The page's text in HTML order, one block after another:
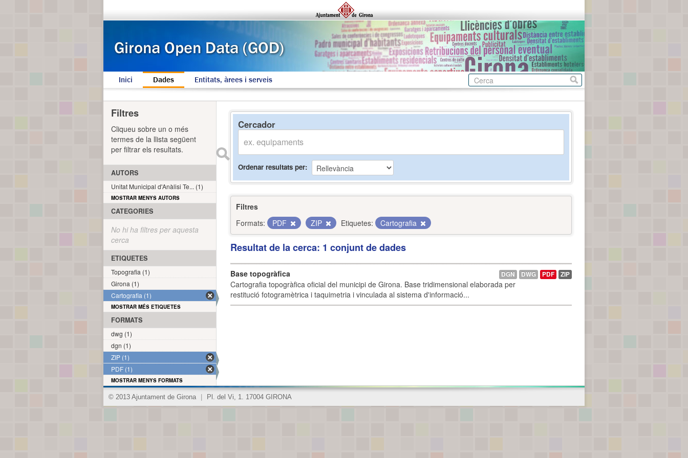
Inici Dades Entitats, àrees i serveis
Cercador
Ordenar resultats per
Filtres
Formats:
PDF ZIP Etiquetes: Cartografia
Resultat de la cerca: 1 conjunt de dades
Base topogràfica
Cartografia topogràfica oficial del municipi de Girona. Base tridimensional elaborada per
restitució fotogramètrica i taquimetria i vinculada al sistema d'informació...
DGN DWG PDF ZIP
Filtres
Cliqueu sobre un o més
termes de la llista següent
per filtrar els resultats.
AUTORS
Unitat Municipal d'Anàlisi Te... (1)
MOSTRAR MENYS AUTORS
CATEGORIES
No hi ha filtres per aquesta
cerca
ETIQUETES
Topografia (1)
Girona (1)
Cartografia (1)
MOSTRAR MÉS ETIQUETES
FORMATS
dwg (1)
dgn (1)
ZIP (1)
PDF (1)
MOSTRAR MENYS FORMATS
© 2013 Ajuntament de Girona Pl. del Vi, 1. 17004 GIRONA